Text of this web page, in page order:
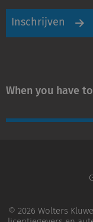
Inschrijven
When you have
© 2026 Wolters